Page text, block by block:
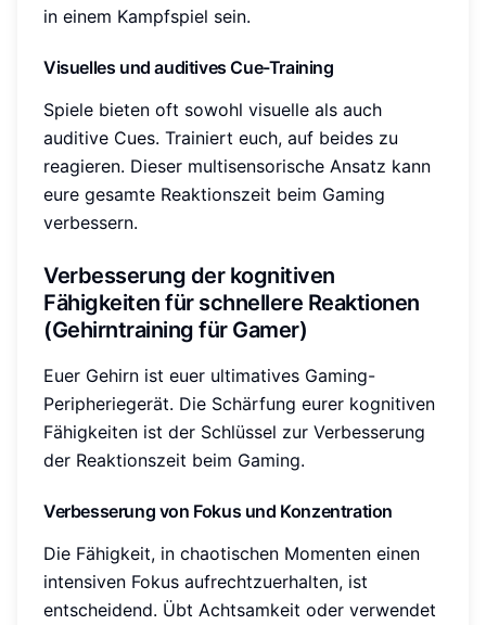
in einem Kampfspiel sein.
Visuelles und auditives Cue-Training
Spiele bieten oft sowohl visuelle als auch
auditive Cues. Trainiert euch, auf beides zu
reagieren. Dieser multisensorische Ansatz kann
eure gesamte Reaktionszeit beim Gaming
verbessern.
Verbesserung der kognitiven
Fähigkeiten für schnellere Reaktionen
(Gehirntraining für Gamer)
Euer Gehirn ist euer ultimatives Gaming-
Peripheriegerät. Die Schärfung eurer kognitiven
Fähigkeiten ist der Schlüssel zur Verbesserung
der Reaktionszeit beim Gaming.
Verbesserung von Fokus und Konzentration
Die Fähigkeit, in chaotischen Momenten einen
intensiven Fokus aufrechtzuerhalten, ist
entscheidend. Übt Achtsamkeit oder verwendet